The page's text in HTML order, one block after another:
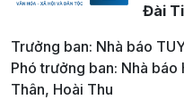
Đài
Trưởng ban: Nhà báo
Phó trưởng ban: Nhà báo
Thân, Hoài Thu